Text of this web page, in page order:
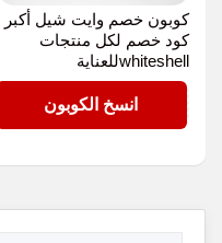
كوبون خصم وايت شيل أكبر
كود خصم لكل منتجات
whiteshellللعناية
PF07انسخ الكوبون